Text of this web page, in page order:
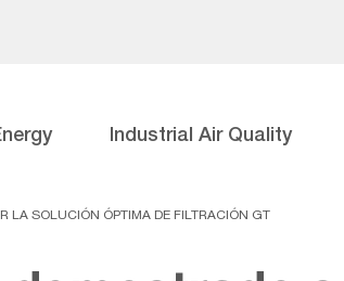
Industrial Air Quality
LA SOLUCIÓN ÓPTIMA DE FILTRACIÓN GT